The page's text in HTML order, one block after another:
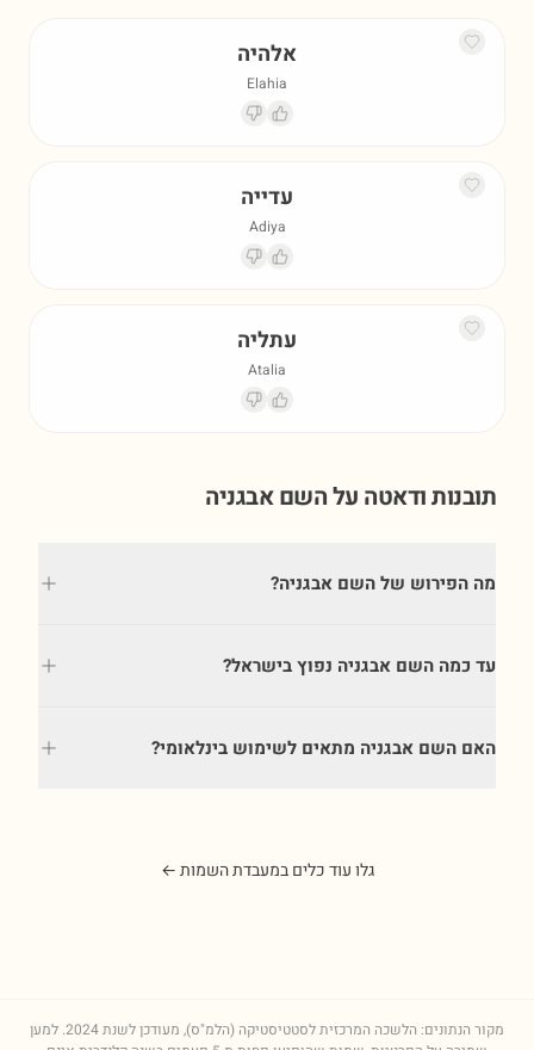
אלהיה
Elahia
עדייה
Adiya
עתליה
Atalia
תובנות ודאטה על השםאבגניה
מה הפירוש של השם אבגניה?
עד כמה השם אבגניה נפוץ בישראל?
האם השם אבגניה מתאים לשימוש בינלאומי?
גלו עוד כלים במעבדת השמות ←
מקור הנתונים: הלשכה המרכזית לסטטיסטיקה (הלמ"ס), מעודכן לשנת2024. למען